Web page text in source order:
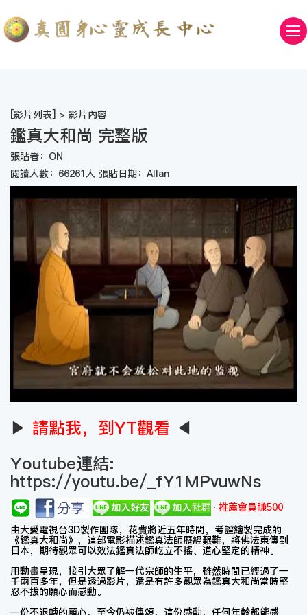
[影片列表] > 影片內容
鑑真大和尚 完整版
張貼者：ON
閱讀人數：66261人 張貼日期：Allan
▶ 請點我，到YT觀看 ◀
Youtube連結:
https://youtu.be/_fY1MPvuwNs
推薦會員賺500
由大愛電視台3D製作團隊，花費將近五年時間，考證繪製完成的
《鑑真大和尚》，這部電影描述鑑真法師歷經艱難，將佛法東傳到
日本，期待­觀眾可以效法鑑真法師屹立不搖、道心堅定的精神。
用動畫呈現，接引大眾了解一代宗師的生平，雖然時間已經過了一
千兩百多年，但是透過影片，還是有許多觀眾為鑑真大和尚當時堅
忍不拔的願心而感動。
一份不退轉的願心，至今仍被傳頌，這份感動，任何年齡都能感